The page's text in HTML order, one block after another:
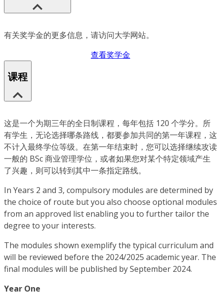
有关奖学金的更多信息，请访问大学网站。
查看奖学金
课程
这是一个为期三年的全日制课程，每年包括 120 个学分。所
有学生，无论选择哪条路线，都要参加共同的第一年课程，这
不计入最终学位等级。在第一年结束时，您可以选择继续攻读
一般的 BSc 商业管理学位，或者如果您对某个特定领域产生
了兴趣，则可以转到其中一条指定路线。
In Years 2 and 3, compulsory modules are determined by
the choice of route but you also choose optional modules
from an approved list enabling you to further tailor the
degree to your interests.
The modules shown exemplify the typical curriculum and
will be reviewed before the 2024/2025 academic year. The
final modules will be published by September 2024.
Year One